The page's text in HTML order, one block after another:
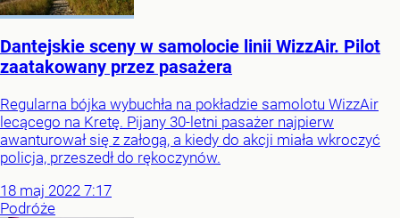
Dantejskie sceny w samolocie linii WizzAir. Pilot
zaatakowany przez pasażera
Regularna bójka wybuchła na pokładzie samolotu WizzAir
lecącego na Kretę. Pijany 30-letni pasażer najpierw
awanturował się z załogą, a kiedy do akcji miała wkroczyć
policja, przeszedł do rękoczynów.
18 maj 2022 7:17
Podróże